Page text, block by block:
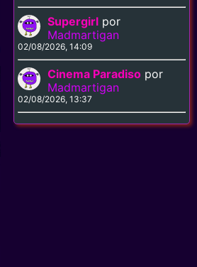
★
★★
★★
★★
★ ★
★★
★★
★★
★★
★★
★
Película
Roger Kumble
Cruel
Intentions
1999
John
Stockwell
Crazy/Beautiful
2001
Teresa
Supergirl por
Madmartigan
02/08/2026, 14:09
Cinema Paradiso por
Madmartigan
02/08/2026, 13:37